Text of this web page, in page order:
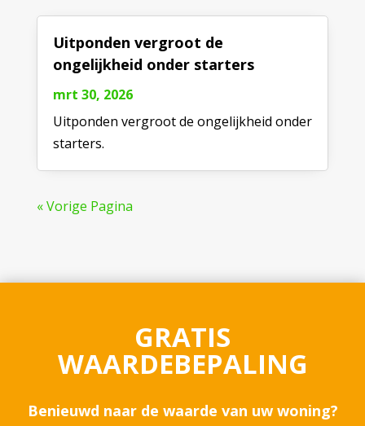
Uitponden vergroot de
ongelijkheid onder starters
mrt 30, 2026
Uitponden vergroot de ongelijkheid onder
starters.
« Vorige Pagina
GRATIS
WAARDEBEPALING
Benieuwd naar de waarde van uw woning?